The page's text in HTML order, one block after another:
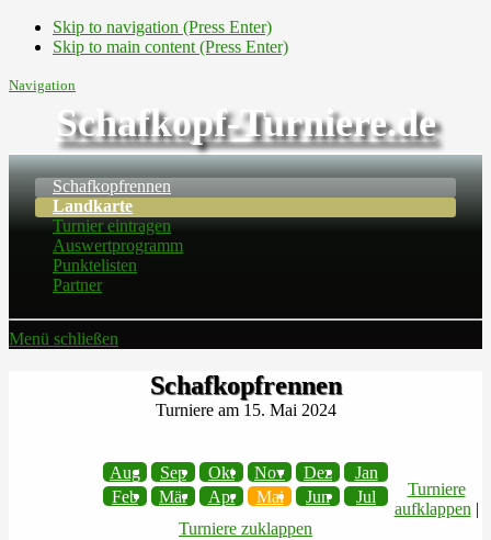
Skip to navigation (Press Enter)
Skip to main content (Press Enter)
Navigation
Schafkopf-Turniere.de
Schafkopfrennen
Landkarte
Turnier eintragen
Auswertprogramm
Punktelisten
Partner
Menü schließen
Schafkopfrennen
Turniere am 15. Mai 2024
Aug Sep Okt Nov Dez
Jan
Feb
Mär Apr Mai Jun Jul
Turniere
aufklappen |
Turniere zuklappen